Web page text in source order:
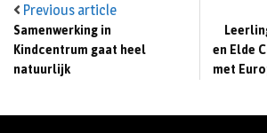
Previous article
Samenwerking in
Kindcentrum gaat heel
natuurlijk
en Elde
met